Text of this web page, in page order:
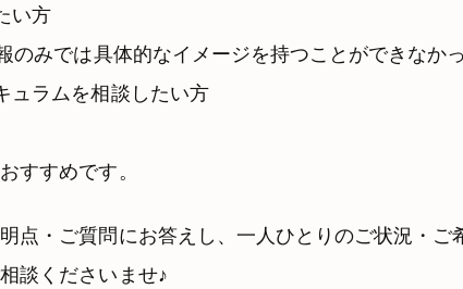
い方
のみでは具体的なイメージを持つことができなか
ュラムを相談したい方
すすめです。
点・ご質問にお答えし、一人ひとりのご状況・
談くださいませ♪